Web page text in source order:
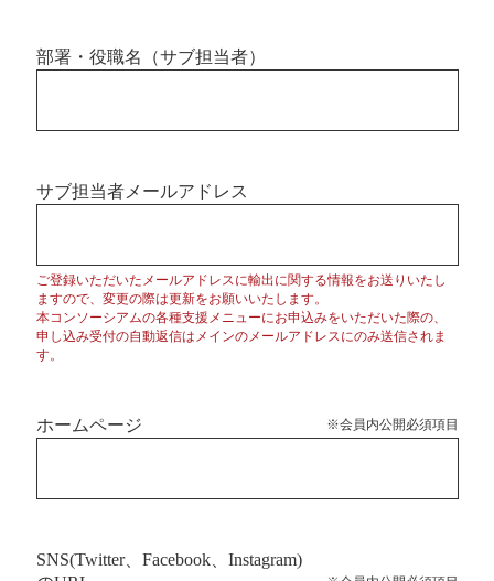
部署・役職名（サブ担当者）
サブ担当者メールアドレス
ご登録いただいたメールアドレスに輸出に関する情報をお送りいたし
ますので、変更の際は更新をお願いいたします。
本コンソーシアムの各種支援メニューにお申込みをいただいた際の、
申し込み受付の自動返信はメインのメールアドレスにのみ送信されま
す。
ホームページ ※会員内公開必須項目
SNS(Twitter、Facebook、Instagram)